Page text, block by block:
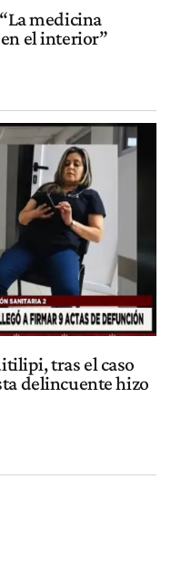
medicina
el interior”
tras el caso
delincuente hizo